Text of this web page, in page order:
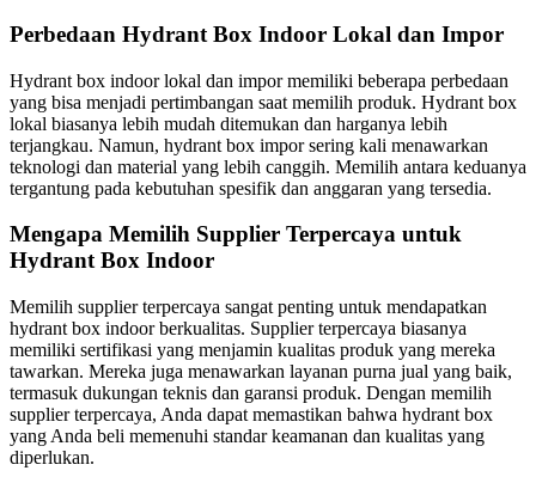
Perbedaan Hydrant Box Indoor Lokal dan Impor
Hydrant box indoor lokal dan impor memiliki beberapa perbedaan
yang bisa menjadi pertimbangan saat memilih produk. Hydrant box
lokal biasanya lebih mudah ditemukan dan harganya lebih
terjangkau. Namun, hydrant box impor sering kali menawarkan
teknologi dan material yang lebih canggih. Memilih antara keduanya
tergantung pada kebutuhan spesifik dan anggaran yang tersedia.
Mengapa Memilih Supplier Terpercaya untuk
Hydrant Box Indoor
Memilih supplier terpercaya sangat penting untuk mendapatkan
hydrant box indoor berkualitas. Supplier terpercaya biasanya
memiliki sertifikasi yang menjamin kualitas produk yang mereka
tawarkan. Mereka juga menawarkan layanan purna jual yang baik,
termasuk dukungan teknis dan garansi produk. Dengan memilih
supplier terpercaya, Anda dapat memastikan bahwa hydrant box
yang Anda beli memenuhi standar keamanan dan kualitas yang
diperlukan.